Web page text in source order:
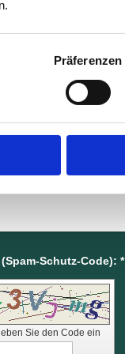
Präferenzen
Bitte
Captcha (Spam-Schutz-Code): *
Sie den Code ein